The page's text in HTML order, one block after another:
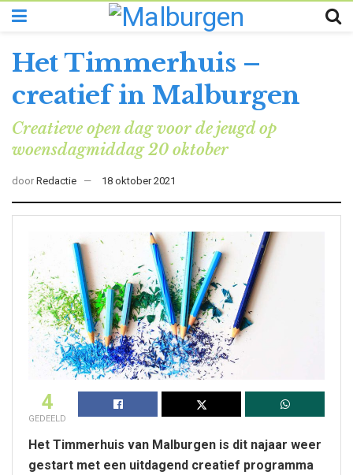
Het Timmerhuis –
creatief in Malburgen
Creatieve open dag voor de jeugd op
woensdagmiddag 20 oktober
door Redactie 18 oktober 2021
4
GEDEELD
Het Timmerhuis van Malburgen is dit najaar weer
gestart met een uitdagend creatief programma